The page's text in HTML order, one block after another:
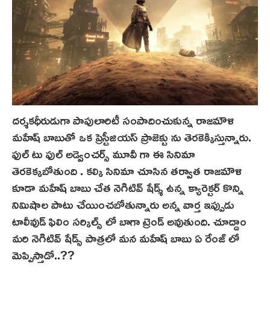
దర్శకధీరుడుగా పాపులారిటీ సంపాదించుకున్న రాజమౌళి
మహేష్ బాబుతో ఒక ప్రెస్టీజియస్ ప్రాజెక్టు ను తెరకెక్కిస్తున్నారు.
ఫుల్ టు ఫుల్ అడ్వెంచర్స్ మూవీ గా ఈ సినిమా
తెరకెక్కబోతుంది . కల్కి సినిమా చూసిన తర్వాత రాజమౌళి
కూడా మహేష్ బాబు చేత నెగిటివ్ షేడ్శ్ ఉన్న క్యారెక్టర్ కొన్ని
నిమిషాల పాటు చేయించబోతున్నారు అన్న వార్త ఇప్పుడు
టాలీవుడ్ ఫిలిం సర్కిల్స్ లో బాగా ట్రెండ్ అవుతుంది. చూద్దాం
మరి నెగిటివ్ షేడ్స్ పాత్రలో మన మహేష్ బాబు ఏ రేంజ్ లో
మెప్పిస్తాడో..??